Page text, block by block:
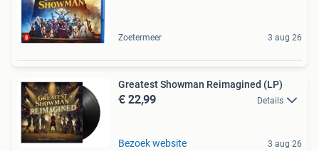
Zoetermeer 3 aug 26
Greatest Showman Reimagined (LP)
€ 22,99 Details
Bezoek website 3 aug 26